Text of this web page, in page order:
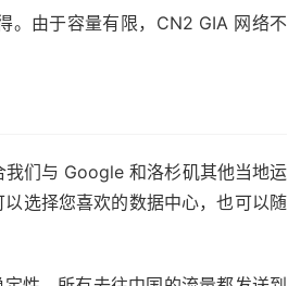
。由于容量有限，CN2 GIA 网络不
们与 Google 和洛杉矶其他当地运
选择您喜欢的数据中心，也可以随